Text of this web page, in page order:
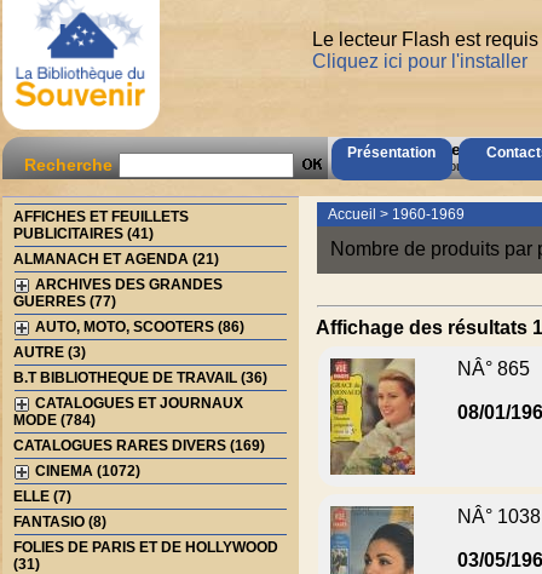
Présentation
Le lecteur Flash est
Cliquez ici pour l'installer
Recherche
AccÃ¨s Client
Mot de passe oubliÃ© ?
AFFICHES ET FEUILLETS
PUBLICITAIRES (41)
ALMANACH ET AGENDA (21)
ARCHIVES DES GRANDES
GUERRES (77)
AUTO, MOTO, SCOOTERS (86)
AUTRE (3)
B.T BIBLIOTHEQUE DE TRAVAIL (36)
CATALOGUES ET JOURNAUX
MODE (784)
CATALOGUES RARES DIVERS (169)
CINEMA (1072)
ELLE (7)
FANTASIO (8)
FOLIES DE PARIS ET DE HOLLYWOOD
(31)
Accueil > 1960-1969
Nombre de produits par
Affichage des résultats
NÂ° 865
08/01/
NÂ° 1038
03/05/